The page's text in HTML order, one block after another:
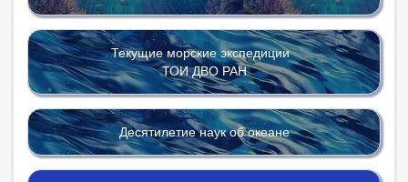
Текущие морские экспедиции
ТОИ ДВО РАН
Десятилетие наук об океане